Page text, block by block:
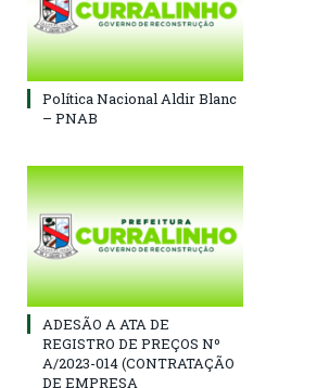
Política Nacional Aldir Blanc
– PNAB
ADESÃO A ATA DE
REGISTRO DE PREÇOS Nº
A/2023-014 (CONTRATAÇÃO
DE EMPRESA